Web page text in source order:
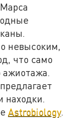
невысоким,
что само
ажиотажа.
находки.
Astrobiology.